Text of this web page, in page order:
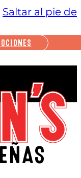
Saltar al pie de